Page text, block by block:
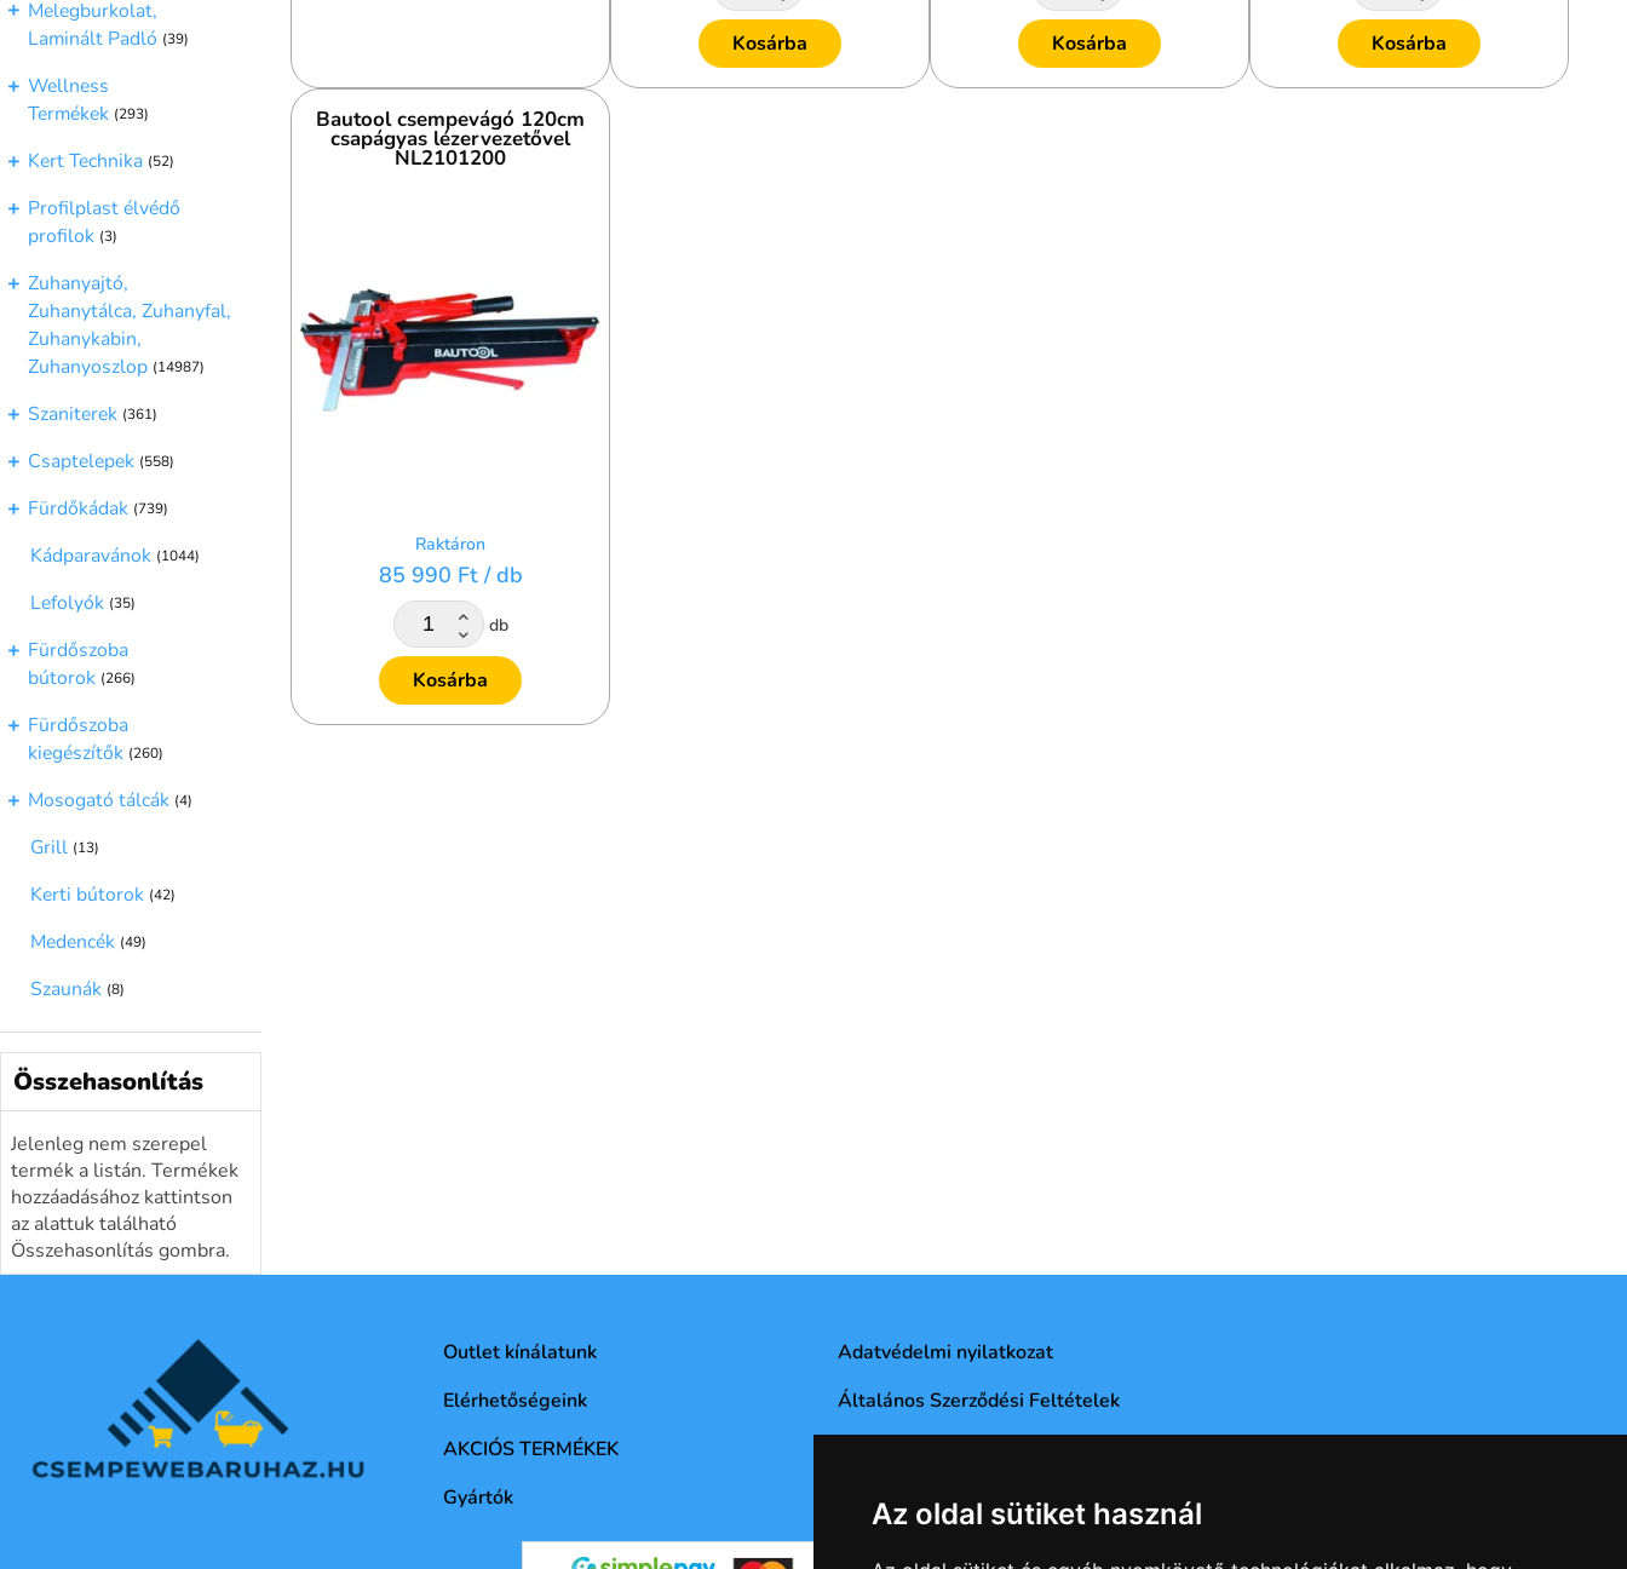
Az oldal sütiket használ
Melegburkolat,
Laminált Padló (39)
Wellness
Termékek (293)
Kert Technika (52)
Profilplast élvédő
profilok (3)
Zuhanyajtó,
Zuhanytálca, Zuhanyfal,
Zuhanykabin,
Zuhanyoszlop (14987)
Szaniterek (361)
Csaptelepek (558)
Fürdőkádak (739)
Kádparavánok (1044)
Lefolyók (35)
Fürdőszoba
bútorok (266)
Fürdőszoba
kiegészítők (260)
Mosogató tálcák (4)
Grill (13)
Kerti bútorok (42)
Medencék (49)
Szaunák (8)
Összehasonlítás
Jelenleg nem szerepel
termék a listán. Termékek
hozzáadásához kattintson
az alattuk található
Összehasonlítás gombra.
Kosárba Kosárba Kosárba
Bautool csempevágó 120cm
csapágyas lézervezetővel
NL2101200
Raktáron
85 990 Ft / db
db
Kosárba
Outlet kínálatunk
Elérhetőségeink
AKCIÓS TERMÉKEK
Gyártók
Adatvédelmi nyilatkozat
Általános Szerződési Feltételek